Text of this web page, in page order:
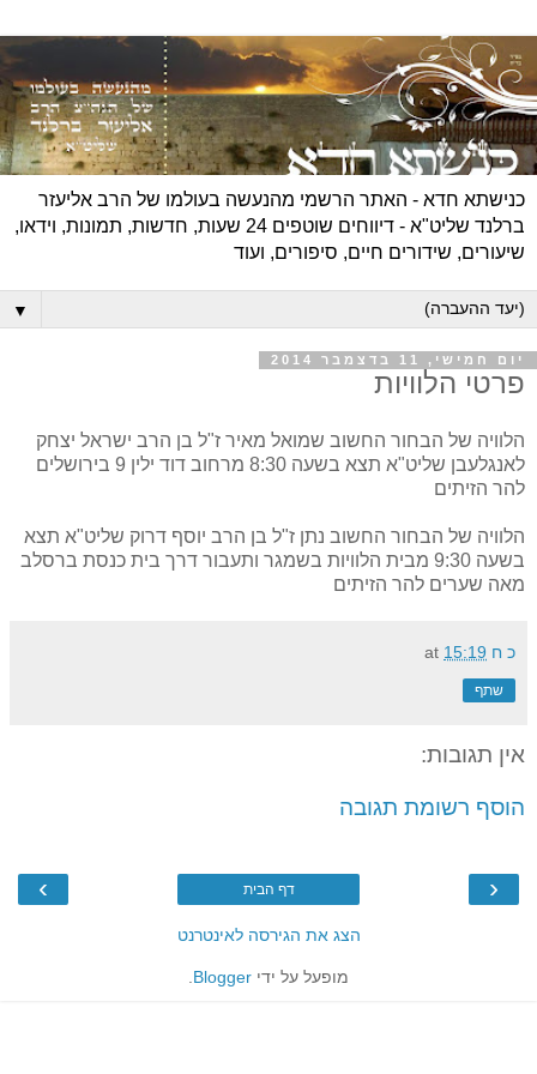
כנישתא חדא - האתר הרשמי מהנעשה בעולמו של הרב אליעזר
ברלנד שליט"א - דיווחים שוטפים 24 שעות, חדשות, תמונות, וידאו,
שיעורים, שידורים חיים, סיפורים, ועוד
▼
יום חמישי, 11 בדצמבר 2014
פרטי הלוויות
הלוויה של הבחור החשוב שמואל מאיר ז"ל בן הרב ישראל יצחק
לאנגלעבן שליט"א תצא בשעה 8:30 מרחוב דוד ילין 9 בירושלים
להר הזיתים
הלוויה של הבחור החשוב נתן ז"ל בן הרב יוסף דרוק שליט"א תצא
בשעה 9:30 מבית הלוויות בשמגר ותעבור דרך בית כנסת ברסלב
מאה שערים להר הזיתים
כ ח at 15:19
שתף
אין תגובות:
הוסף רשומת תגובה
‹
› דף הבית
הצג את הגירסה לאינטרנט
מופעל על ידי Blogger
.